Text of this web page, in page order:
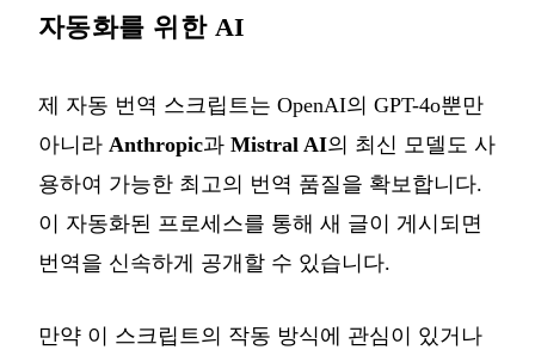
자동화를 위한 AI
제 자동 번역 스크립트는 OpenAI의 GPT-4o뿐만
아니라 Anthropic과 Mistral AI의 최신 모델도 사
용하여 가능한 최고의 번역 품질을 확보합니다.
이 자동화된 프로세스를 통해 새 글이 게시되면
번역을 신속하게 공개할 수 있습니다.
만약 이 스크립트의 작동 방식에 관심이 있거나